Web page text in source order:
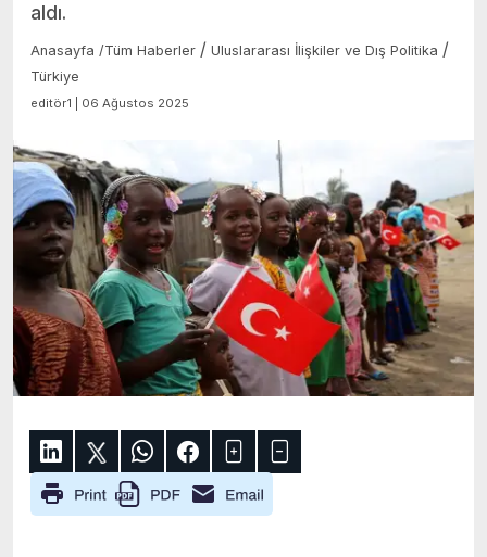
aldı.
Anasayfa /Tüm Haberler / Uluslararası İlişkiler ve Dış Politika /
Türkiye
editör1 | 06 Ağustos 2025